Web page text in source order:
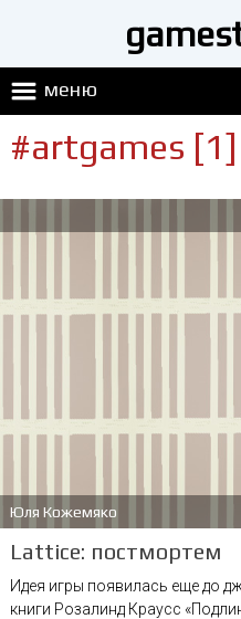
меню
#artgames [1]
Юля Кожемяко
Lattice: постмортем
Идея игры появилась еще до
книги Розалинд Краусс